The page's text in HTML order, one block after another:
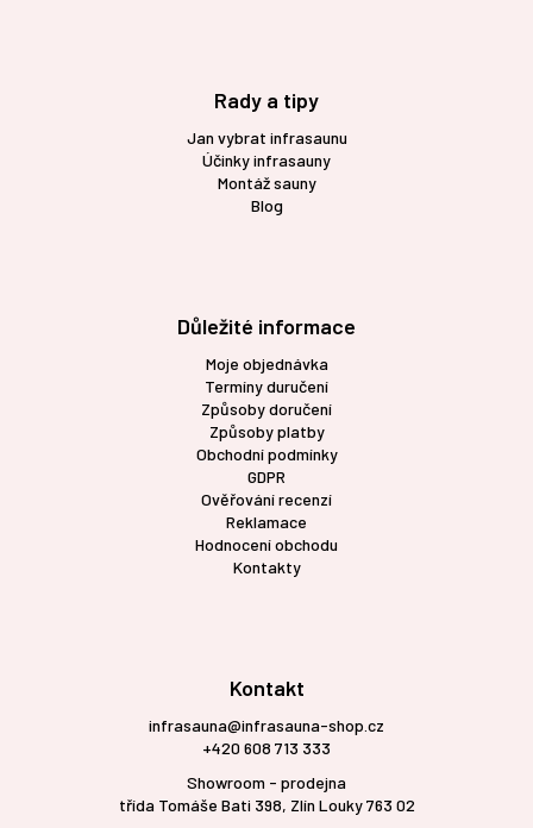
Rady a tipy
Jan vybrat infrasaunu
Účinky infrasauny
Montáž sauny
Blog
Důležité informace
Moje objednávka
Termíny duručení
Způsoby doručení
Způsoby platby
Obchodní podmínky
GDPR
Ověřování recenzí
Reklamace
Hodnocení obchodu
Kontakty
Kontakt
infrasauna@infrasauna-shop.cz
+420 608 713 333
Showroom - prodejna
třída Tomáše Bati 398, Zlín Louky 763 02